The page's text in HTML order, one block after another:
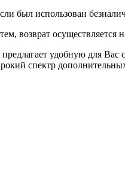
был использован
возврат осуществляется
удобную для Вас
спектр